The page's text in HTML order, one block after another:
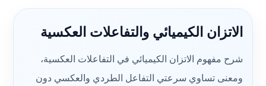
الاتزان الكيميائي والتفاعلات العكسية
شرح مفهوم الاتزان الكيميائي في التفاعلات العكسية،
ومعنى تساوي سرعتي التفاعل الطردي والعكسي دون